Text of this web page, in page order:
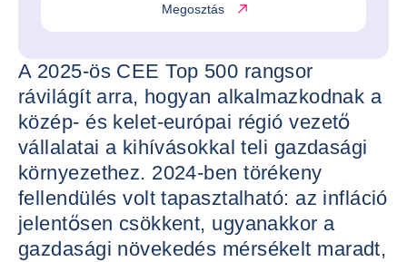
Megosztás
A 2025-ös CEE Top 500 rangsor
rávilágít arra, hogyan alkalmazkodnak a
közép- és kelet-európai régió vezető
vállalatai a kihívásokkal teli gazdasági
környezethez. 2024-ben törékeny
fellendülés volt tapasztalható: az infláció
jelentősen csökkent, ugyanakkor a
gazdasági növekedés mérsékelt maradt,